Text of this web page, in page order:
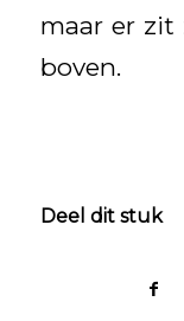
maar er
boven.
Deel dit stuk